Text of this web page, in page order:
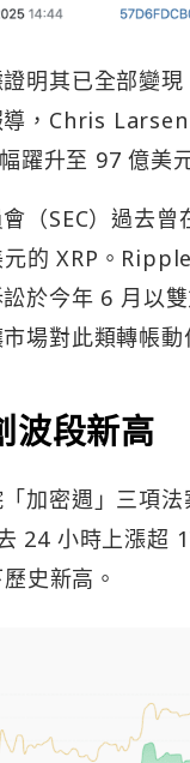
明其已全部變
，Chris
躍升至 97 億美
（SEC）過去
的 XRP。
於今年 6 月以
場對此類轉帳動
波段新高
加密週」三項
24 小時上漲超
史新高。